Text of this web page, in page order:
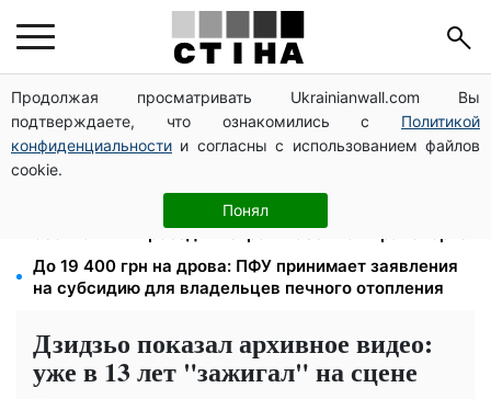
Продолжая просматривать Ukrainianwall.com Вы
подтверждаете, что ознакомились с Политикой
конфиденциальности и согласны с использованием файлов
cookie.
Понял
Тарифы Киевстар и Vodafone подешевели до 50%:
сколько стоит связь в августе
4 склада Fozzy Group уничтожила рф: Сильпо
предупредило о задержках — полки пустеют
366,6 млн грн за полгода: сколько Киев потратил на
бесплатный проезд в метро и наземном транспорте
До 19 400 грн на дрова: ПФУ принимает заявления
на субсидию для владельцев печного отопления
Дзидзьо показал архивное видео:
уже в 13 лет "зажигал" на сцене